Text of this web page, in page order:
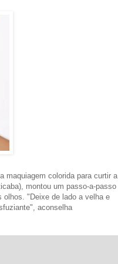
maquiagem colorida para curtir a
montou um passo-a-passo
olhos. "Deixe de lado a velha e
aconselha